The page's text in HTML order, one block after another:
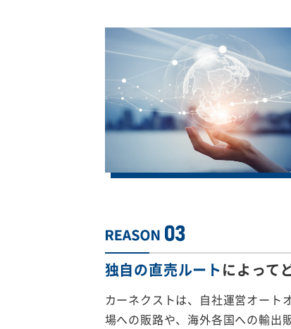
独自の直売ルートによって
カーネクストは、自社運営オート
場への販路や、海外各国への輸出